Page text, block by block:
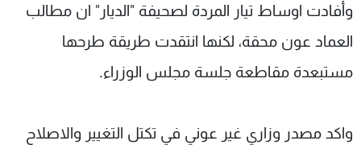
وأفادت اوساط تيار المردة لصحيفة "الديار" ان مطالب
العماد عون محقة، لكنها انتقدت طريقة طرحها
مستبعدة مقاطعة جلسة مجلس الوزراء.
واكد مصدر وزاري غير عوني في تكتل التغيير والاصلاح